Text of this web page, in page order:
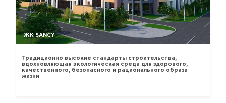
ЖК SANCY
Традиционно высокие стандарты строительства,
вдохновляющая экологическая среда для здорового,
качественного, безопасного и рационального образа
жизни